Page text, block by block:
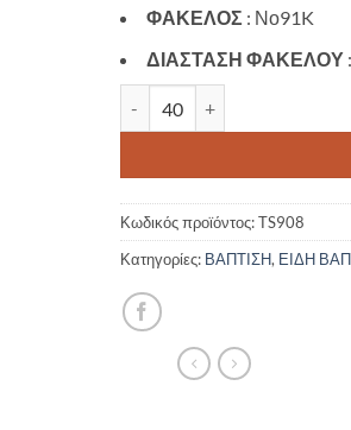
ΦΑΚΕΛΟΣ : Νο91K
ΔΙΑΣΤΑΣΗ ΦΑΚΕΛΟΥ
Κωδικός προϊόντος:TS908
Κατηγορίες: ΒΑΠΤΙΣΗ, ΕΙΔΗ